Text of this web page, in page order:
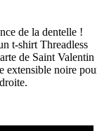
de la dentelle !
t-shirt Threadless
de Saint Valentin
extensible noire